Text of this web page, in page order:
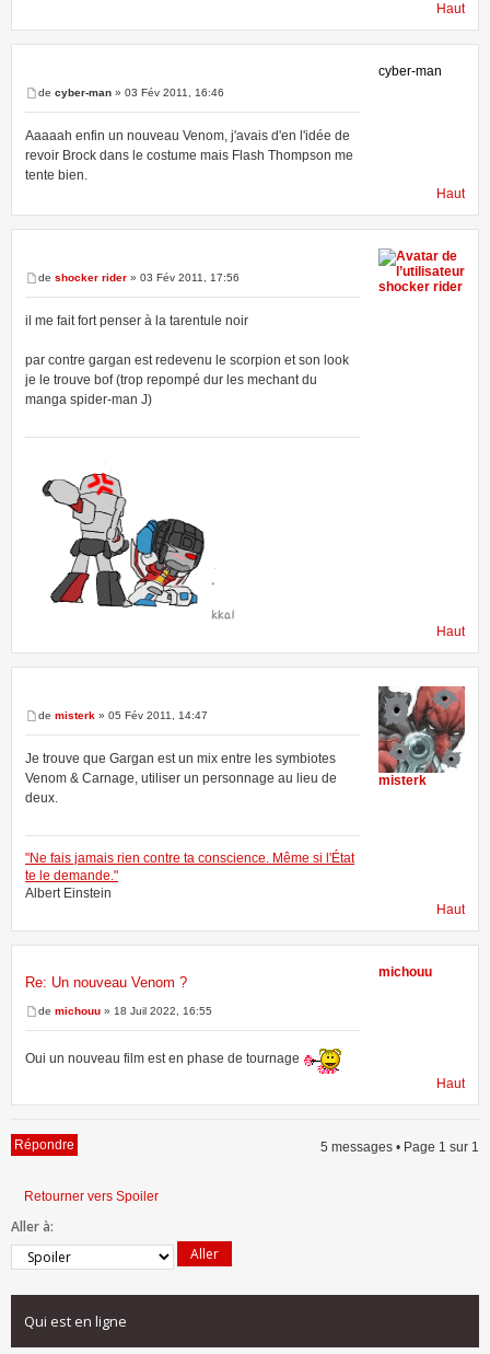
Haut
de cyber-man » 03 Fév 2011, 16:46
Aaaaah enfin un nouveau Venom, j'avais d'en l'idée de
revoir Brock dans le costume mais Flash Thompson me
tente bien.
cyber-man
Haut
de shocker rider » 03 Fév 2011, 17:56
il me fait fort penser à la tarentule noir
par contre gargan est redevenu le scorpion et son look
je le trouve bof (trop repompé dur les mechant du
manga spider-man J)
shocker rider
Haut
de misterk » 05 Fév 2011, 14:47
Je trouve que Gargan est un mix entre les symbiotes
Venom & Carnage, utiliser un personnage au lieu de
deux.
"Ne fais jamais rien contre ta conscience. Même si l'État
te le demande."
Albert Einstein
misterk
Haut
Re: Un nouveau Venom ?
de michouu » 18 Juil 2022, 16:55
Oui un nouveau film est en phase de tournage
michouu
Haut
Répondre 5 messages • Page 1 sur 1
Retourner vers Spoiler
Aller à:
Qui est en ligne